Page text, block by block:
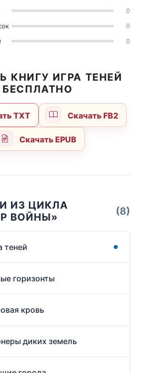
0
0
0
КНИГУ ИГРА ТЕНЕЙ
БЕСПЛАТНО
TXT Скачать FB2
Скачать EPUB
ИЗ ЦИКЛА
ВОЙНЫ»
(8)
теней
горизонты
кровь
диких земель